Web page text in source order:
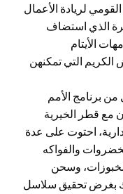
لريادة الأعمال
الذي استضاف
الأيتام
التي تمكنهن
من برنامج الأمم
مع قطر الخيرية
احتوت على عدة
والفواكه
وسحن
بغرض تحقيق سلاسل